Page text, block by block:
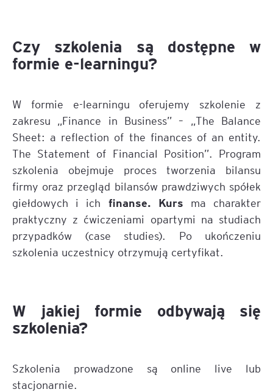
Czy szkolenia są dostępne w
formie e-learningu?
W formie e-learningu oferujemy szkolenie z
zakresu „Finance in Business” – „The Balance
Sheet: a reflection of the finances of an entity.
The Statement of Financial Position”. Program
szkolenia obejmuje proces tworzenia bilansu
firmy oraz przegląd bilansów prawdziwych spółek
giełdowych i ich finanse. Kurs ma charakter
praktyczny z ćwiczeniami opartymi na studiach
przypadków (case studies). Po ukończeniu
szkolenia uczestnicy otrzymują certyfikat.
W jakiej formie odbywają się
szkolenia?
Szkolenia prowadzone są online live lub
stacjonarnie.